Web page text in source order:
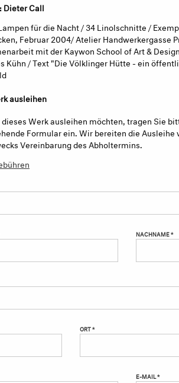
Dieter Call
für die Nacht / 34 Linolschnitte /
Februar 2004/ Atelier Handwerkergasse
mit der Kaywon School of Art &
Kühn / Text "Die Völklinger Hütte - ein
ausleihen
dieses Werk ausleihen möchten, tragen Sie
Formular ein. Wir bereiten die Ausleihe
Vereinbarung des Abholtermins.
NACHNAME *
ORT *
E-MAIL *